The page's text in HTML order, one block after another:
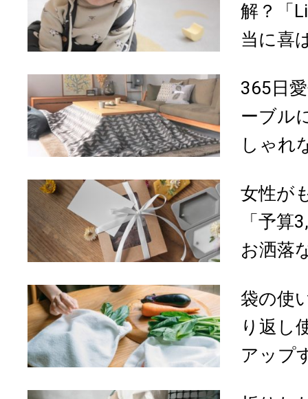
解？「
当に喜
365日
ーブル
しゃれ
女性が
「予算
お洒落
袋の使
り返し
アップ